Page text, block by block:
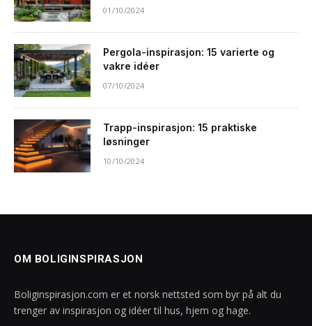
01/10/2024
Pergola-inspirasjon: 15 varierte og
vakre idéer
07/10/2024
Trapp-inspirasjon: 15 praktiske
løsninger
10/10/2024
OM BOLIGINSPIRASJON
Boliginspirasjon.com er et norsk nettsted som byr på alt du
trenger av inspirasjon og idéer til hus, hjem og hage.